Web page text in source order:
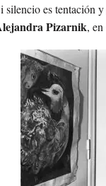
silencio es tentación y
Pizarnik, en